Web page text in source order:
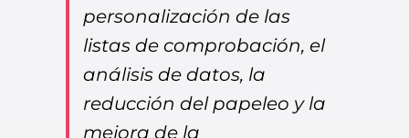
personalización de las
listas de comprobación, el
análisis de datos, la
reducción del papeleo y la
mejora de la